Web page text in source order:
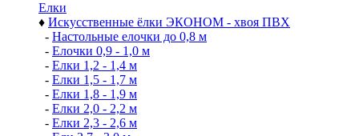
Елки
♦ Искусственные ёлки ЭКОНОМ - хвоя ПВХ
- Настольные елочки до 0,8 м
- Елочки 0,9 - 1,0 м
- Елки 1,2 - 1,4 м
- Елки 1,5 - 1,7 м
- Елки 1,8 - 1,9 м
- Елки 2,0 - 2,2 м
- Елки 2,3 - 2,6 м